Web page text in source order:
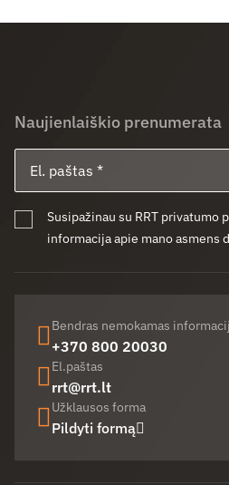
Naujienlaiškio prenumerata
Susipažinau su RRT privatumo
informacija apie mano asmens
Bendras nemokamas
+370 800 20030
El.paštas
rrt@rrt.lt
Užklausos forma
Pildyti formą